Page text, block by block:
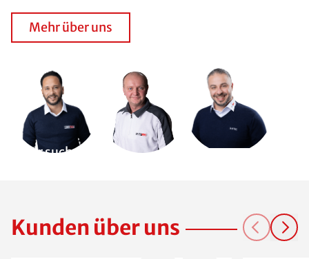
Mehr über uns
Wir suchen
Kunden über uns